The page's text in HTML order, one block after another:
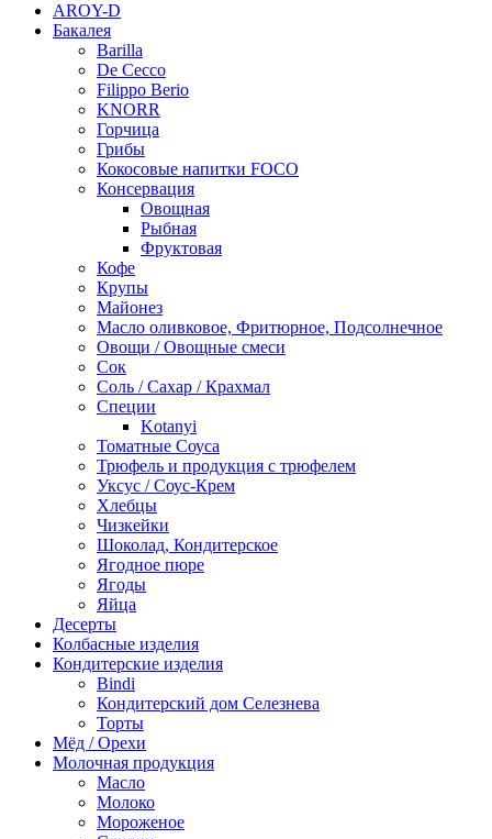
AROY-D
Бакалея
Barilla
De Cecco
Filippo Berio
KNORR
Горчица
Грибы
Кокосовые напитки FOCO
Консервация
Овощная
Рыбная
Фруктовая
Кофе
Крупы
Майонез
Масло оливковое, Фритюрное, Подсолнечное
Овощи / Овощные смеси
Сок
Соль / Сахар / Крахмал
Специи
Kotanyi
Томатные Соуса
Трюфель и продукция с трюфелем
Уксус / Соус-Крем
Хлебцы
Чизкейки
Шоколад, Кондитерское
Ягодное пюре
Ягоды
Яйца
Десерты
Колбасные изделия
Кондитерские изделия
Bindi
Кондитерский дом Селезнева
Торты
Мёд / Орехи
Молочная продукция
Масло
Молоко
Мороженое